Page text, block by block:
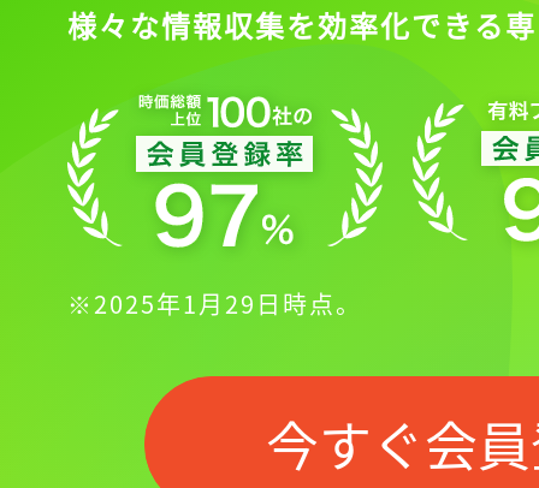
様々な情報収集を効率化できる
※2025年1月29日時点。
今すぐ会